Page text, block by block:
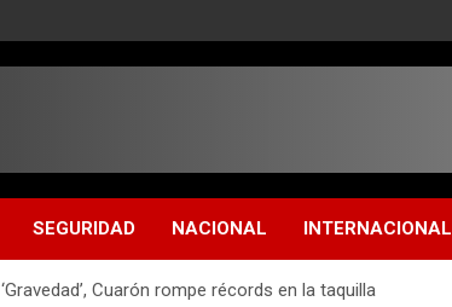
SEGURIDAD NACIONAL INTERNACIONAL
‘Gravedad’, Cuarón rompe récords en la taquilla